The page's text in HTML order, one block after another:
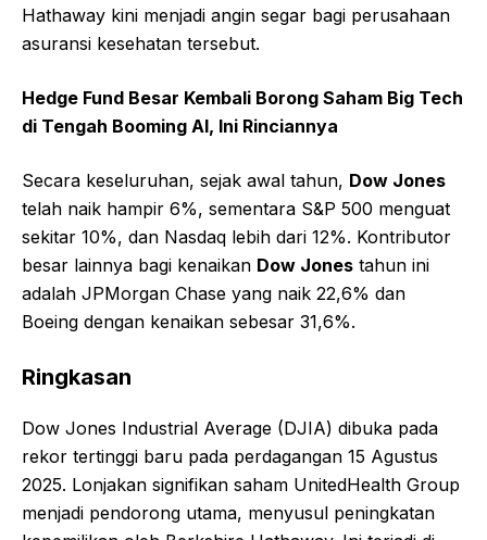
Hathaway kini menjadi angin segar bagi perusahaan
asuransi kesehatan tersebut.
Hedge Fund Besar Kembali Borong Saham Big Tech
di Tengah Booming AI, Ini Rinciannya
Secara keseluruhan, sejak awal tahun, Dow Jones
telah naik hampir 6%, sementara S&P 500 menguat
sekitar 10%, dan Nasdaq lebih dari 12%. Kontributor
besar lainnya bagi kenaikan Dow Jones tahun ini
adalah JPMorgan Chase yang naik 22,6% dan
Boeing dengan kenaikan sebesar 31,6%.
Ringkasan
Dow Jones Industrial Average (DJIA) dibuka pada
rekor tertinggi baru pada perdagangan 15 Agustus
2025. Lonjakan signifikan saham UnitedHealth Group
menjadi pendorong utama, menyusul peningkatan